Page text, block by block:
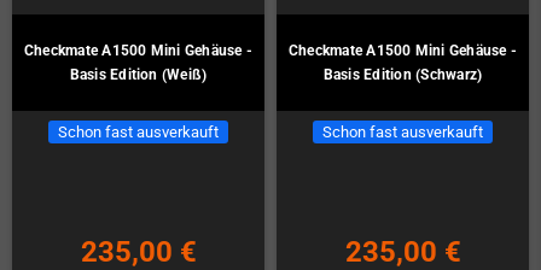
Checkmate A1500 Mini Gehäuse -
Basis Edition (Weiß)
Schon fast ausverkauft
235,00 €
Checkmate A1500 Mini Gehäuse -
Basis Edition (Schwarz)
Schon fast ausverkauft
235,00 €